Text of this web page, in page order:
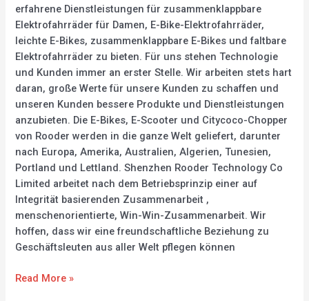
erfahrene Dienstleistungen für zusammenklappbare
Elektrofahrräder für Damen, E-Bike-Elektrofahrräder,
leichte E-Bikes, zusammenklappbare E-Bikes und faltbare
Elektrofahrräder zu bieten. Für uns stehen Technologie
und Kunden immer an erster Stelle. Wir arbeiten stets hart
daran, große Werte für unsere Kunden zu schaffen und
unseren Kunden bessere Produkte und Dienstleistungen
anzubieten. Die E-Bikes, E-Scooter und Citycoco-Chopper
von Rooder werden in die ganze Welt geliefert, darunter
nach Europa, Amerika, Australien, Algerien, Tunesien,
Portland und Lettland. Shenzhen Rooder Technology Co
Limited arbeitet nach dem Betriebsprinzip einer auf
Integrität basierenden Zusammenarbeit ,
menschenorientierte, Win-Win-Zusammenarbeit. Wir
hoffen, dass wir eine freundschaftliche Beziehung zu
Geschäftsleuten aus aller Welt pflegen können
Read More »